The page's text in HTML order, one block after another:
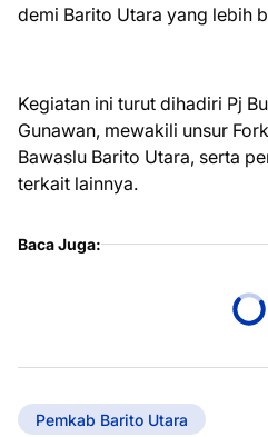
demi Barito Utara yang lebih
Kegiatan ini turut dihadiri Pj
Gunawan, mewakili unsur
Bawaslu Barito Utara, serta
terkait lainnya.
Baca Juga:
Pemkab Barito Utara